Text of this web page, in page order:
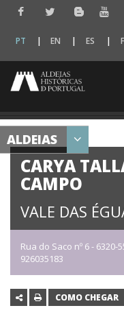
PT EN ES
ALDEIAS
CARYA
CAMPO
VALE DAS
Rua do Saco nº 6 - 6320-
926035183
COMO CHEGAR